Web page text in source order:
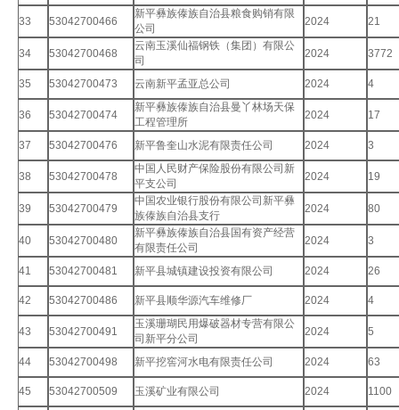
33 53042700466
新平彝族傣族自治县粮食购销有限
公司
2024 21
34 53042700468
云南玉溪仙福钢铁（集团）有限公
司
2024 3772
35 53042700473 云南新平孟亚总公司 2024 4
36 53042700474
新平彝族傣族自治县曼丫林场天保
工程管理所
2024 17
37 53042700476 新平鲁奎山水泥有限责任公司 2024 3
38 53042700478
中国人民财产保险股份有限公司新
平支公司
2024 19
39 53042700479
中国农业银行股份有限公司新平彝
族傣族自治县支行
2024 80
40 53042700480
新平彝族傣族自治县国有资产经营
有限责任公司
2024 3
41 53042700481 新平县城镇建设投资有限公司 2024 26
42 53042700486 新平县顺华源汽车维修厂 2024 4
43 53042700491
玉溪珊瑚民用爆破器材专营有限公
司新平分公司
2024 5
44 53042700498 新平挖窖河水电有限责任公司 2024 63
45 53042700509 玉溪矿业有限公司 2024 1100